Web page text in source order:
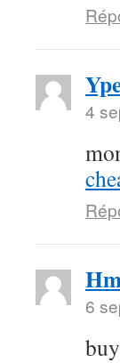
4
6